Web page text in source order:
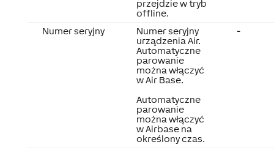
przejdzie w tryb
offline.
Numer seryjny
Numer seryjny
urządzenia Air.
Automatyczne
parowanie
można włączyć
w Air Base.
Automatyczne
parowanie
można włączyć
w Airbase na
określony czas.
-